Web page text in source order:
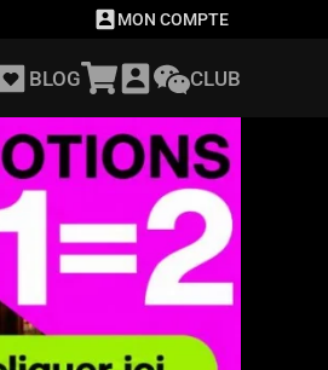
MON COMPTE
BLOG CLUB